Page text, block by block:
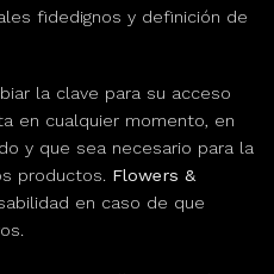
fidedignos y definición de
la clave para su acceso
en cualquier momento, en
y que sea necesario para la
productos. Flowers &
en caso de que